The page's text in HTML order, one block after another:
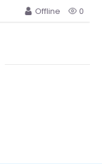
Offline
0